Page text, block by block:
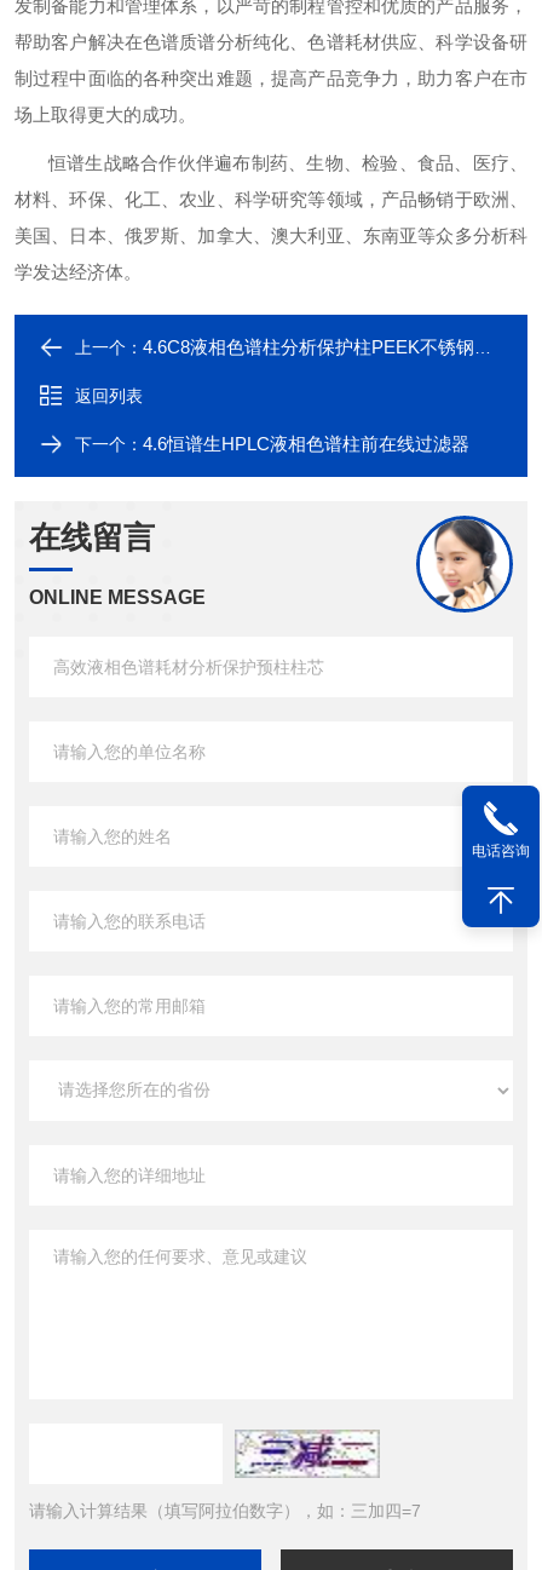
发制备能力和管理体系，以严苛的制程管控和优质的产品服务，
帮助客户解决在色谱质谱分析纯化、色谱耗材供应、科学设备研
制过程中面临的各种突出难题，提高产品竞争力，助力客户在市
场上取得更大的成功。
恒谱生战略合作伙伴遍布制药、生物、检验、食品、医疗、
材料、环保、化工、农业、科学研究等领域，产品畅销于欧洲、
美国、日本、俄罗斯、加拿大、澳大利亚、东南亚等众多分析科
学发达经济体。
上一个： 4.6C8液相色谱柱分析保护柱PEEK不锈钢柱芯
返回列表
下一个： 4.6恒谱生HPLC液相色谱柱前在线过滤器
在线留言
ONLINE MESSAGE
请输入计算结果（填写阿拉伯数字），如：三加四=7
电话咨询